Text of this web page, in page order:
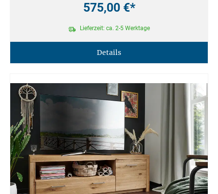
575,00 €*
Lieferzeit: ca. 2-5 Werktage
Details